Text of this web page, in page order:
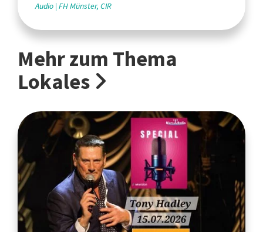
Audio FH Münster, CIR
Mehr zum Thema
Lokales